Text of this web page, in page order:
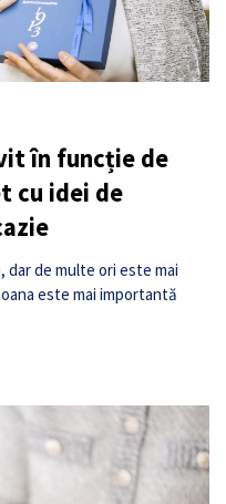
în funcție de
cu idei de
dar de multe ori este mai
este mai importantă